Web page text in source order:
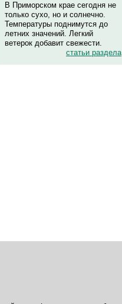
В Приморском крае сегодня не
только сухо, но и солнечно.
Температуры поднимутся до
летних значений. Легкий
ветерок добавит свежести.
статьи раздела